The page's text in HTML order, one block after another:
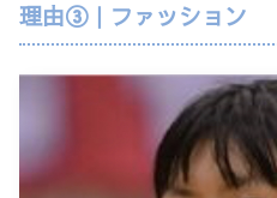
理由③｜ファッション